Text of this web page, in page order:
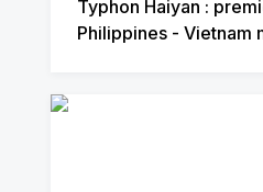
Typhon Haiyan :
Philippines - Vietnam